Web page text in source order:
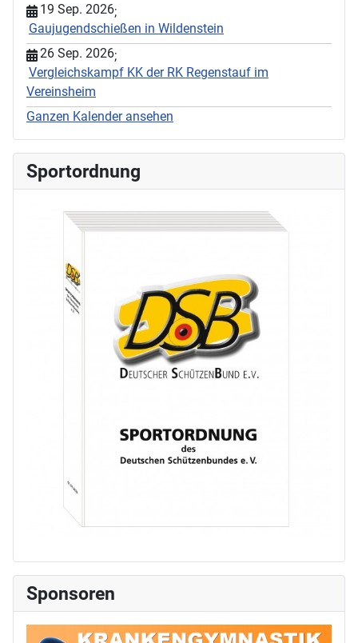
19 Sep. 2026;
Gaujugendschießen in Wildenstein
26 Sep. 2026;
Vergleichskampf KK der RK Regenstauf im
Vereinsheim
Ganzen Kalender ansehen
Sportordnung
Sponsoren